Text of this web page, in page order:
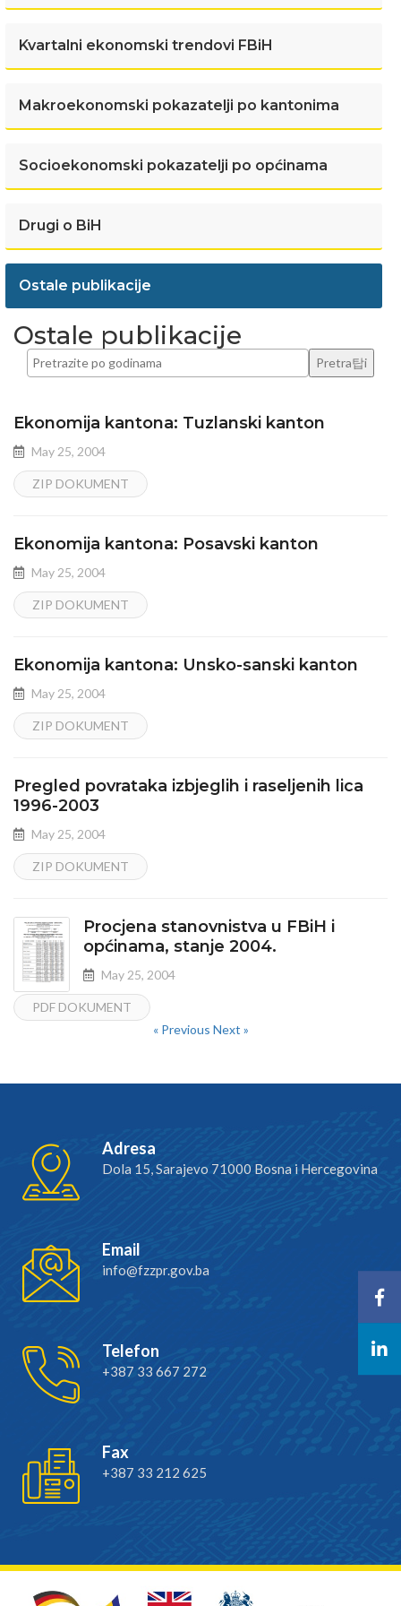
Kvartalni ekonomski trendovi FBiH
Makroekonomski pokazatelji po kantonima
Socioekonomski pokazatelji po općinama
Drugi o BiH
Ostale publikacije
Ostale publikacije
Ekonomija kantona: Tuzlanski kanton
May 25, 2004
ZIP DOKUMENT
Ekonomija kantona: Posavski kanton
May 25, 2004
ZIP DOKUMENT
Ekonomija kantona: Unsko-sanski kanton
May 25, 2004
ZIP DOKUMENT
Pregled povrataka izbjeglih i raseljenih lica
1996-2003
May 25, 2004
ZIP DOKUMENT
Procjena stanovnistva u FBiH i
općinama, stanje 2004.
May 25, 2004
PDF DOKUMENT
« Previous Next »
Adresa
Dola 15, Sarajevo 71000 Bosna i Hercegovina
Email
info@fzzpr.gov.ba
Telefon
+387 33 667 272
Fax
+387 33 212 625